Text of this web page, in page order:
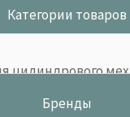
Категории товаров
Бренды